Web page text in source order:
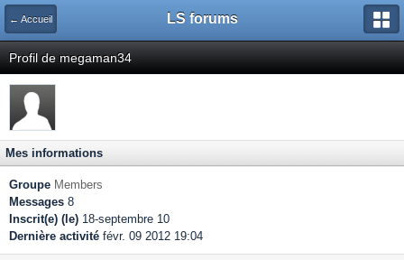
← Accueil LS forums
Profil de megaman34
Mes informations
Groupe Members
Messages 8
Inscrit(e) (le) 18-septembre 10
Dernière activité févr. 09 2012 19:04